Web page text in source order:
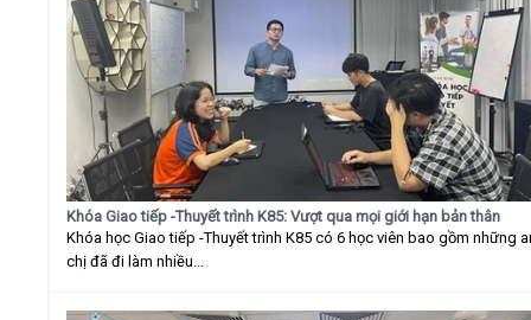
Khóa Giao tiếp -Thuyết trình K85: Vượt qua mọi giới hạn bản thân
Khóa học Giao tiếp -Thuyết trình K85 có 6 học viên bao gồm những
chị đã đi làm nhiều...